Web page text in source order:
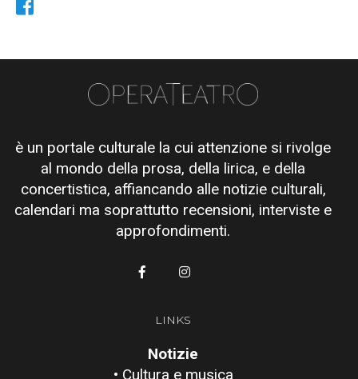
è un portale culturale la cui attenzione si rivolge
al mondo della prosa, della lirica, e della
concertistica, affiancando alle notizie culturali,
calendari ma soprattutto recensioni, interviste e
approfondimenti.
LINKS
Notizie
• Cultura e musica